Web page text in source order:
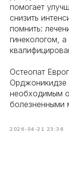
помогает
снизить
помнить:
гинекологом,
Остеопат
Орджоникидзе
необходимым
болезненными
2026-04-21 23:36